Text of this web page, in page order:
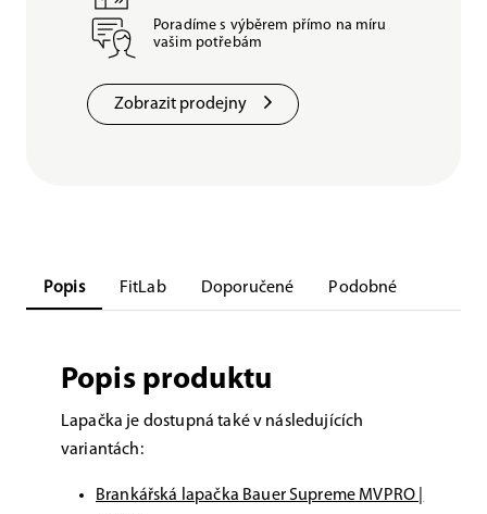
Poradíme s výběrem přímo na míru
vašim potřebám
Zobrazit prodejny
Popis FitLab Doporučené Podobné
Popis produktu
Lapačka je dostupná také v následujících
variantách:
Brankářská lapačka Bauer Supreme MVPRO |